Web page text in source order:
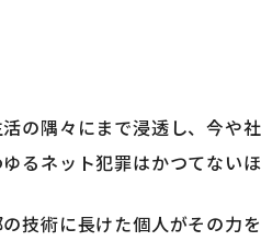
の隅々にまで浸透し、今や
るネット犯罪はかつてない
技術に長けた個人がその力